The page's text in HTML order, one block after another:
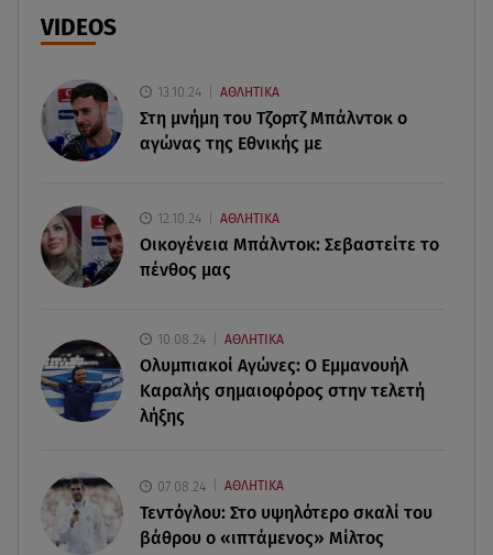
10.08.26 , 18:35
του – Η τελευταία επιθυμία
10.08.26 , 18:12
10.08.26 , 18:11
Το προσωπικό «αντίο» της Μάρας Ζαχαρέα στον
10.08.26 , 18:11
Μαριαλένα Ρουμελιώτη: Θηλάζει τον 2 μηνών γιο
της στην παραλία
Στο «μικροσκόπιο» τα αιολικά πάρκα όλης της
χώρας μετά τη φωτιά στη Βοιωτία
VIDEOS
13.10.24 ΑΘΛΗΤΙΚΑ
Στη μνήμη του Τζορτζ Μπάλντοκ ο
αγώνας της Εθνικής με
12.10.24 ΑΘΛΗΤΙΚΑ
Οικογένεια Μπάλντοκ: Σεβαστείτε το
πένθος μας
10.08.24 ΑΘΛΗΤΙΚΑ
Ολυμπιακοί Αγώνες: Ο Εμμανουήλ
Καραλής σημαιοφόρος στην τελετή
λήξης
07.08.24 ΑΘΛΗΤΙΚΑ
Τεντόγλου: Στο υψηλότερο σκαλί του
βάθρου ο «ιπτάμενος» Μίλτος